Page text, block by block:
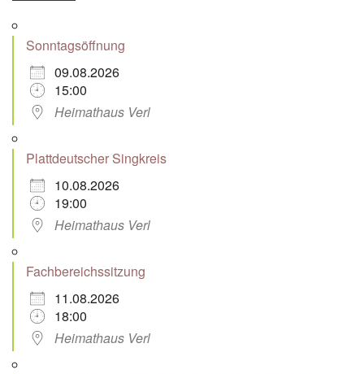
Sonntagsöffnung
09.08.2026
15:00
Heimathaus Verl
Plattdeutscher Singkreis
10.08.2026
19:00
Heimathaus Verl
Fachbereichssitzung
11.08.2026
18:00
Heimathaus Verl